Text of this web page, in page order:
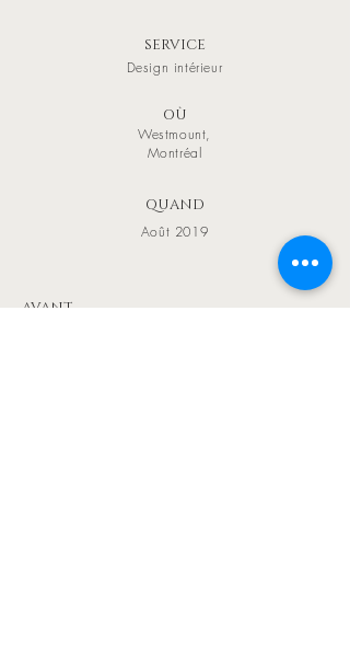
SERVICE
Design intérieur
OÙ
Westmount,
Montréal
QUAND
Août 2019
AVANT